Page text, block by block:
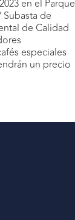
en el Parque
de
de Calidad
especiales
un precio